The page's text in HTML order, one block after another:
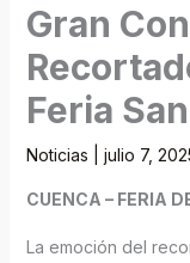
Gran
Feria
Noticias julio 7,
CUENCA – FERIA
La emoción del